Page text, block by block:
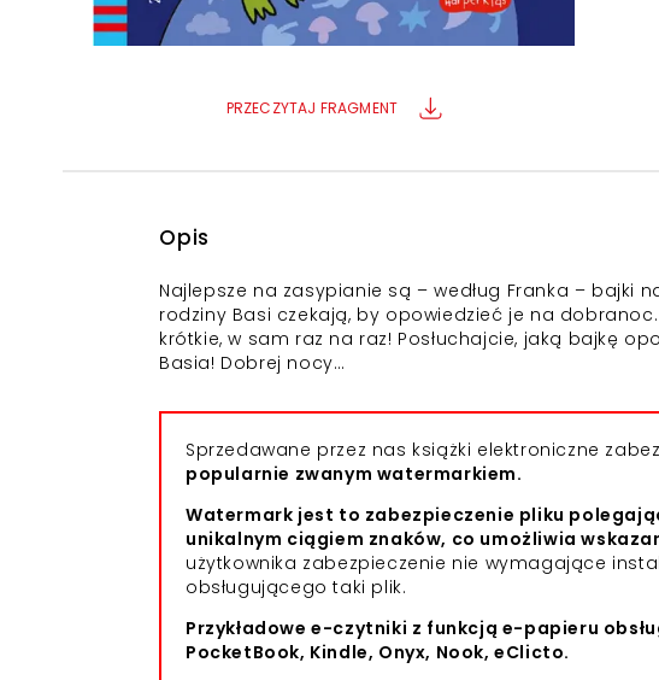
PRZECZYTAJ FRAGMENT
Opis
Najlepsze na zasypianie są – według Franka –
rodziny Basi czekają, by opowiedzieć je na
krótkie, w sam raz na raz! Posłuchajcie, jaką bajkę
Basia! Dobrej nocy…
Sprzedawane przez nas książki elektroniczne
popularnie zwanym watermarkiem.
Watermark jest to zabezpieczenie pliku
unikalnym ciągiem znaków, co umożliwia
użytkownika zabezpieczenie nie wymagające
obsługującego taki plik.
Przykładowe e-czytniki z funkcją e-papieru
PocketBook, Kindle, Onyx, Nook, eClicto.